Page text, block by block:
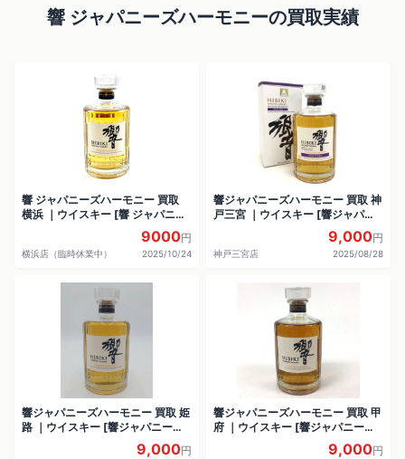
響 ジャパニーズハーモニーの買取実績
響 ジャパニーズハーモニー 買取
横浜 ｜ウイスキー [響 ジャパニー
9000円
横浜店（臨時休業中） 2025/10/24
響ジャパニーズハーモニー 買取 神
戸三宮 ｜ウイスキー [響ジャパニ
9,000円
神戸三宮店 2025/08/28
響ジャパニーズハーモニー 買取 姫
路 ｜ウイスキー [響ジャパニーズ
9,000円
響ジャパニーズハーモニー 買取 甲
府 ｜ウイスキー [響ジャパニーズ
9,000円